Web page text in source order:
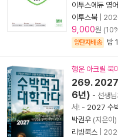
이투스에듀 영
이투스북
9,000원
양탄자배송 밤
행운 아크릴 북
269. 2027
6년) - 선생님
서! - 2027 수
박권우 (지은이)
리빙북스